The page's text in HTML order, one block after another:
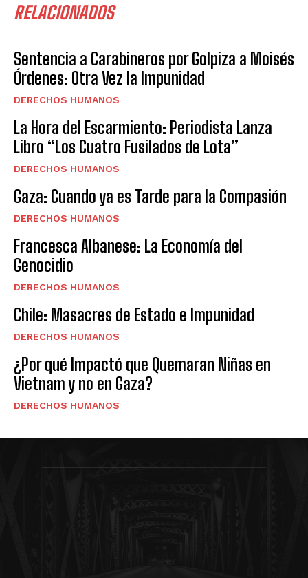
RELACIONADOS
Sentencia a Carabineros por Golpiza a Moisés
Órdenes: Otra Vez la Impunidad
DERECHOS HUMANOS
La Hora del Escarmiento: Periodista Lanza
Libro “Los Cuatro Fusilados de Lota”
DERECHOS HUMANOS
Gaza: Cuando ya es Tarde para la Compasión
DERECHOS HUMANOS
Francesca Albanese: La Economía del
Genocidio
DERECHOS HUMANOS
Chile: Masacres de Estado e Impunidad
DERECHOS HUMANOS
¿Por qué Impactó que Quemaran Niñas en
Vietnam y no en Gaza?
DERECHOS HUMANOS